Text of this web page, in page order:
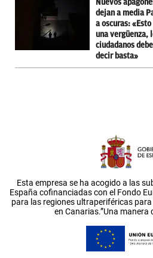
Nuevos
dejan a media
a oscuras: «Esto
una vergüenza,
ciudadanos
decir basta»
Esta empresa se ha acogido a las
España cofinanciadas con el Fondo
para las regiones ultraperiféricas
en Canarias.”Una manera